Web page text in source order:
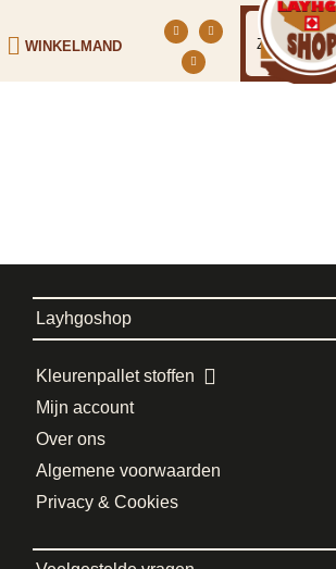
WINKELMAND
Layhgoshop
Kleurenpallet stoffen
Mijn account
Over ons
Algemene voorwaarden
Privacy & Cookies